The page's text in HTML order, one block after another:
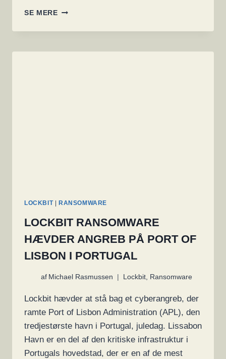
SE MEREHVAD
LOCKBIT?
ANVENDES
LOCKBIT| RANSOMWARE
LOCKBIT RANSOMWARE
HÆVDER ANGREB PÅ PORT OF
LISBON I PORTUGAL
af Michael Rasmussen Lockbit, Ransomware
Lockbit hævder at stå bag et cyberangreb, der
ramte Port of Lisbon Administration (APL), den
tredjestørste havn i Portugal, juledag. Lissabon
Havn er en del af den kritiske infrastruktur i
Portugals hovedstad, der er en af de mest